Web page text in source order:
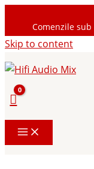
Comenzile
Skip to content